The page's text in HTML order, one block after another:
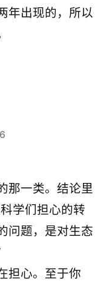
年出现的，所以
那一类。结论里
学们担心的转
问题，是对生态
担心。至于你